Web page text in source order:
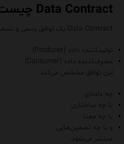
Data Contract چیست؟
Data Contract یک توافق رسمی و نسخه‌دار بین دو طرف است:
تولیدکننده داده (Producer)
مصرف‌کننده داده (Consumer)
این توافق مشخص می‌کند:
چه داده‌ای
با چه ساختاری
با چه معنا
و با چه تضمین‌هایی
منتشر می‌شود.